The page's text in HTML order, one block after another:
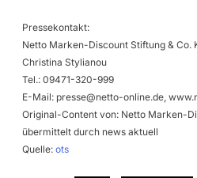
Pressekontakt:
Netto Marken-Discount Stiftung & Co.
Christina Stylianou
Tel.: 09471-320-999
E-Mail: presse@netto-online.de,
Original-Content von: Netto Marken-
übermittelt durch news aktuell
Quelle: ots